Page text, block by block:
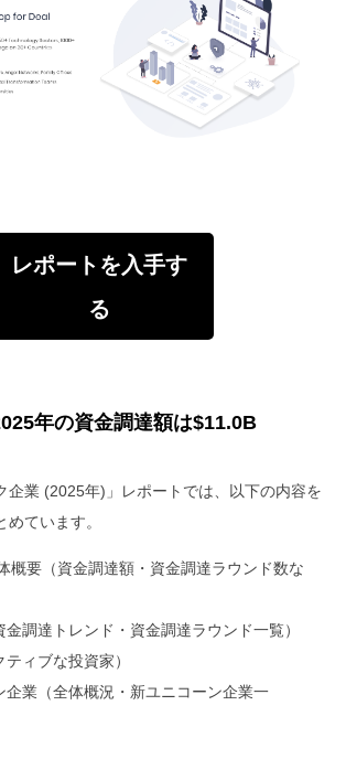
レポートを入手す
る
年の資金調達額は$11.0B
企業 (2025年)」レポートでは、以下の内容を
ています。
概要（資金調達額・資金調達ラウンド数な
金調達トレンド・資金調達ラウンド一覧）
ィブな投資家）
企業（全体概況・新ユニコーン企業一